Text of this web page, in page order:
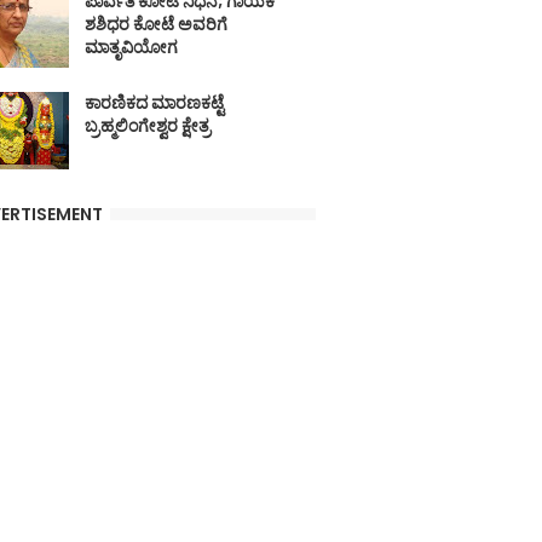
ಶಶಿಧರ ಕೋಟೆ ಅವರಿಗೆ
ಮಾತೃವಿಯೋಗ
ಕಾರಣಿಕದ ಮಾರಣಕಟ್ಟೆ
ಬ್ರಹ್ಮಲಿಂಗೇಶ್ವರ ಕ್ಷೇತ್ರ